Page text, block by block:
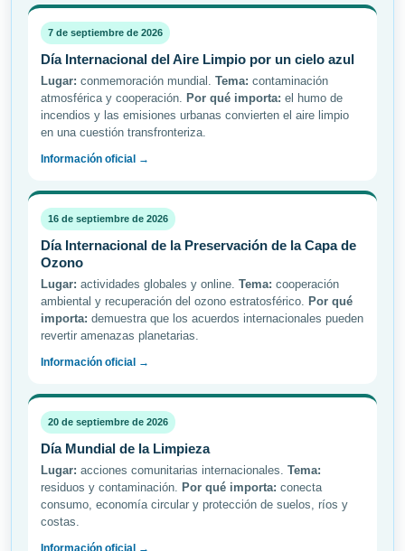
7 de septiembre de 2026
Día Internacional del Aire Limpio por un cielo azul
Lugar: conmemoración mundial. Tema: contaminación
atmosférica y cooperación. Por qué importa: el humo de
incendios y las emisiones urbanas convierten el aire limpio
en una cuestión transfronteriza.
Información oficial →
16 de septiembre de 2026
Día Internacional de la Preservación de la Capa de
Ozono
Lugar: actividades globales y online. Tema: cooperación
ambiental y recuperación del ozono estratosférico. Por qué
importa: demuestra que los acuerdos internacionales pueden
revertir amenazas planetarias.
Información oficial →
20 de septiembre de 2026
Día Mundial de la Limpieza
Lugar: acciones comunitarias internacionales. Tema:
residuos y contaminación. Por qué importa: conecta
consumo, economía circular y protección de suelos, ríos y
costas.